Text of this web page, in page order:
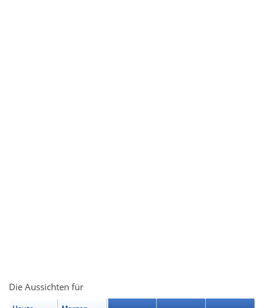
Die Aussichten für